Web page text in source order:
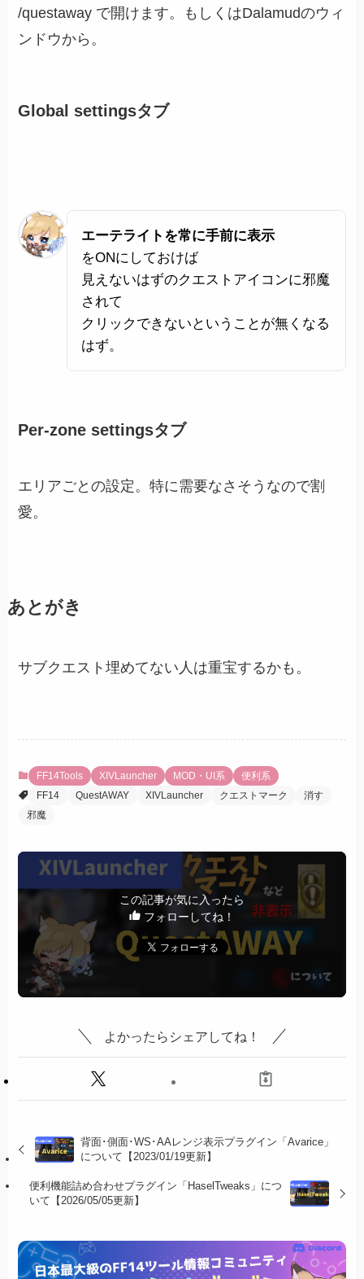
/questaway で開けます。もしくはDalamudのウィ
ンドウから。
Global settingsタブ
エーテライトを常に手前に表示
をONにしておけば
見えないはずのクエストアイコンに邪魔
されて
クリックできないということが無くなる
はず。
Per-zone settingsタブ
エリアごとの設定。特に需要なさそうなので割
愛。
あとがき
サブクエスト埋めてない人は重宝するかも。
FF14Tools XIVLauncher MOD・UI系
便利系
FF14
QuestAWAY XIVLauncher クエストマーク
消す
邪魔
この記事が気に入ったら
フォローしてね！
よかったらシェアしてね！
背面･側面･WS･AAレンジ表示プラグイン「Avarice」
について【2023/01/19更新】
便利機能詰め合わせプラグイン「HaselTweaks」につ
いて【2026/05/05更新】